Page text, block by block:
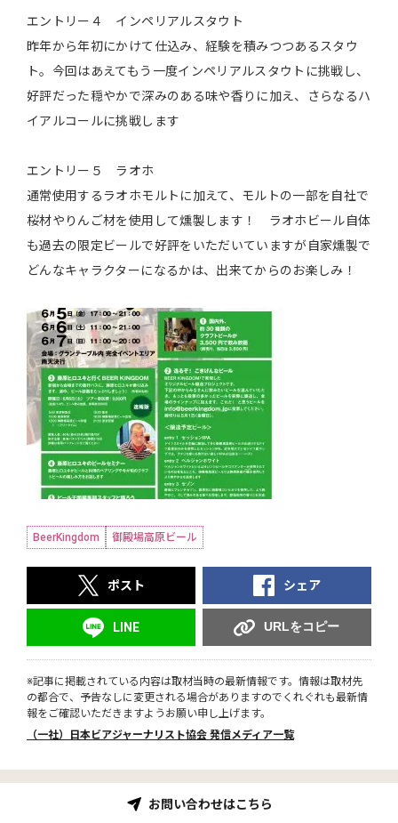
エントリー４ インペリアルスタウト
昨年から年初にかけて仕込み、経験を積みつつあるスタウ
ト。今回はあえてもう一度インペリアルスタウトに挑戦し、
好評だった穏やかで深みのある味や香りに加え、さらなるハ
イアルコールに挑戦します
エントリー５ ラオホ
通常使用するラオホモルトに加えて、モルトの一部を自社で
桜材やりんご材を使用して燻製します！ ラオホビール自体
も過去の限定ビールで好評をいただいていますが自家燻製で
どんなキャラクターになるかは、出来てからのお楽しみ！
BeerKingdom 御殿場高原ビール
ポスト シェア
LINE URLをコピー
※記事に掲載されている内容は取材当時の最新情報です。情報は取材先
の都合で、予告なしに変更される場合がありますのでくれぐれも最新情
報をご確認いただきますようお願い申し上げます。
（一社）日本ビアジャーナリスト協会 発信メディア一覧
お問い合わせはこちら